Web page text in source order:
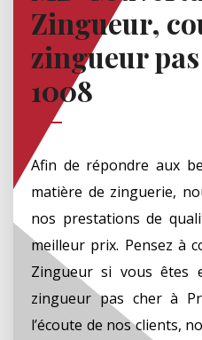
Zingueur,
zingueur
1008
Afin de répondre aux
matière de zinguerie,
nos prestations de
meilleur prix. Pensez à
Zingueur si vous êtes
zingueur pas cher à
l’écoute de nos clients,